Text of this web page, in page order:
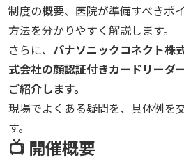
制度の概要、医院が準備すべきポ
方法を分かりやすく解説します。
さらに、 パナソニックコネクト株
式会社の顔認証付きカードリーダ
ご紹介します。
現場でよくある疑問を、具体例を
す。
📺 開催概要